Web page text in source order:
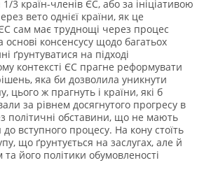
3 країн-членів ЄС, або за ініціативою
вето однієї країни, як це
сам має труднощі через процес
консенсусу щодо багатьох
ґрунтуватися на підході
контексті ЄС прагне реформувати
яка би дозволила уникнути
цього ж прагнуть і країни, які б
за рівнем досягнутого прогресу в
політичні обставини, що не мають
вступного процесу. На кону стоїть
що ґрунтується на заслугах, але й
його політики обумовленості